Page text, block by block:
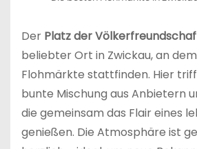
Der Platz der
beliebter Ort in Zwickau, an
Flohmärkte stattfinden. Hier
bunte Mischung aus Anbietern
die gemeinsam das Flair eines
genießen. Die Atmosphäre ist